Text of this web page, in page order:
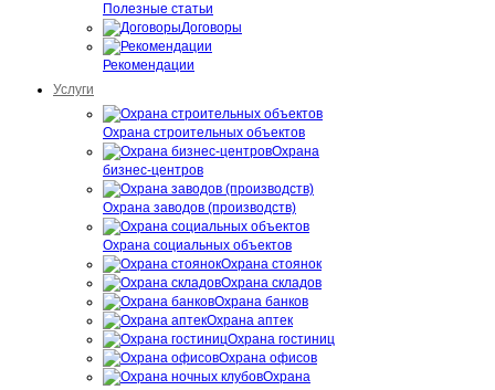
Полезные статьи
Договоры
Рекомендации
Услуги
Охрана строительных объектов
Охрана
бизнес-центров
Охрана заводов (производств)
Охрана социальных объектов
Охрана стоянок
Охрана складов
Охрана банков
Охрана аптек
Охрана гостиниц
Охрана офисов
Охрана